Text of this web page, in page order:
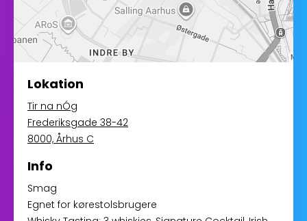
Lokation
Tir na nÓg
Frederiksgade 38-42
8000, Århus C
Info
Smag
Egnet for kørestolsbrugere